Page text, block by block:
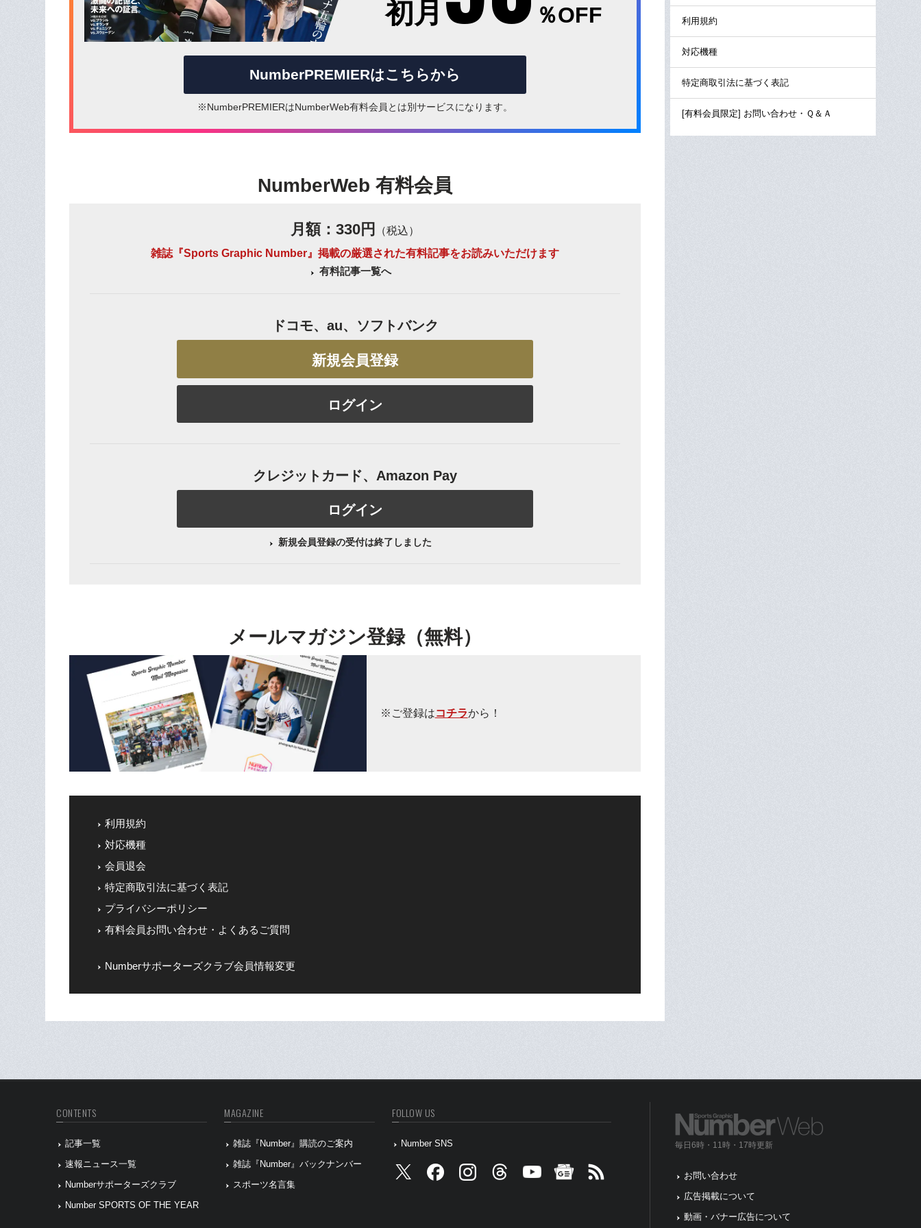
初月 ％OFF
NumberPREMIERはこちらから
※NumberPREMIERはNumberWeb有料会員とは別サービスになります。
NumberWeb 有料会員
月額：330円
（税込）
雑誌『Sports Graphic Number』掲載の厳選された有料記事をお読みいただけます
有料記事一覧へ
ドコモ、au、ソフトバンク
新規会員登録
ログイン
クレジットカード、Amazon Pay
ログイン
新規会員登録の受付は終了しました
メールマガジン登録（無料）
※ご登録はコチラから！
利用規約
対応機種
会員退会
特定商取引法に基づく表記
プライバシーポリシー
有料会員お問い合わせ・よくあるご質問
Numberサポーターズクラブ会員情報変更
利用規約
対応機種
特定商取引法に基づく表記
[有料会員限定] お問い合わせ・Ｑ＆Ａ
CONTENTS
記事一覧
速報ニュース一覧
Numberサポーターズクラブ
Number SPORTS OF THE YEAR
MAGAZINE
雑誌『Number』購読のご案内
雑誌『Number』バックナンバー
スポーツ名言集
FOLLOW US
Number SNS 毎日6時・11時・17時更新
お問い合わせ
広告掲載について
動画・バナー広告について